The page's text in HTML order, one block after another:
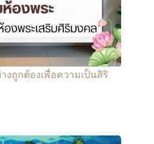
งถูกต้องเพื่อความเป็นสิริ